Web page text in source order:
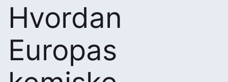
Hvordan
Europas